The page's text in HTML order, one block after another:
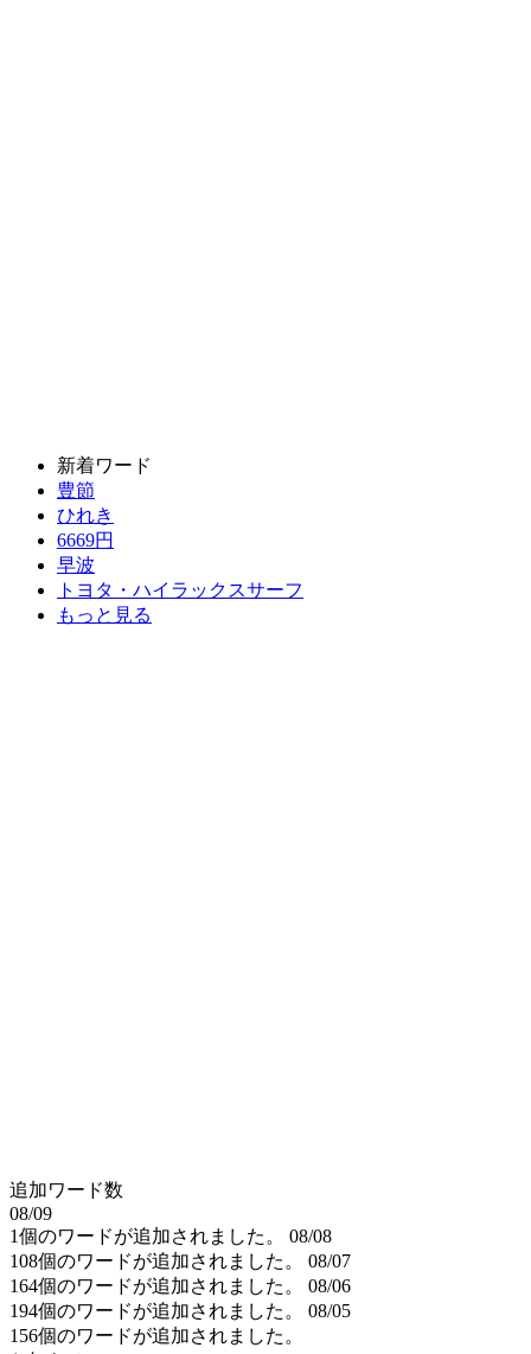
新着ワード
豊節
ひれき
6669円
早波
トヨタ・ハイラックスサーフ
もっと見る
追加ワード数
08/09
1個のワードが追加されました。
08/08
108個のワードが追加されました。
08/07
164個のワードが追加されました。
08/06
194個のワードが追加されました。
08/05
156個のワードが追加されました。